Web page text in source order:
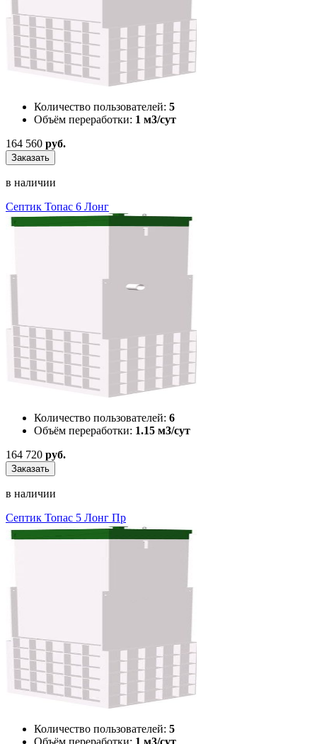
Количество пользователей: 5
Объём переработки: 1 м3/сут
164 560 руб.
Заказать
в наличии
Септик Топас 6 Лонг
Количество пользователей: 6
Объём переработки: 1.15 м3/сут
164 720 руб.
Заказать
в наличии
Септик Топас 5 Лонг Пр
Количество пользователей: 5
Объём переработки: 1 м3/сут